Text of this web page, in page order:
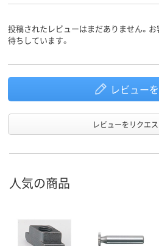
投稿されたレビューはまだありません。
待ちしています。
レビュー
レビューをリクエ
人気の商品